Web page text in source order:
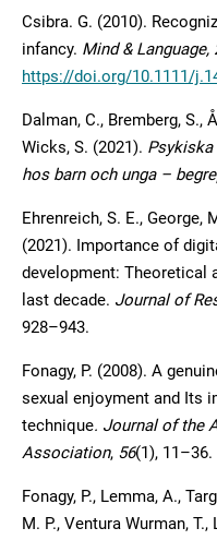
Csibra. G. (2010).
infancy. Mind & Language,
https://doi.org/10.1111/
Dalman, C., Bremberg, S.,
Wicks, S. (2021).
hos barn och unga –
Ehrenreich, S. E., George,
(2021). Importance of
development: Theoretical
last decade. Journal of
928–943.
Fonagy, P. (2008). A
sexual enjoyment and Its
technique. Journal of the
Association, 56(1), 11–36.
Fonagy, P., Lemma, A.,
M. P., Ventura Wurman,